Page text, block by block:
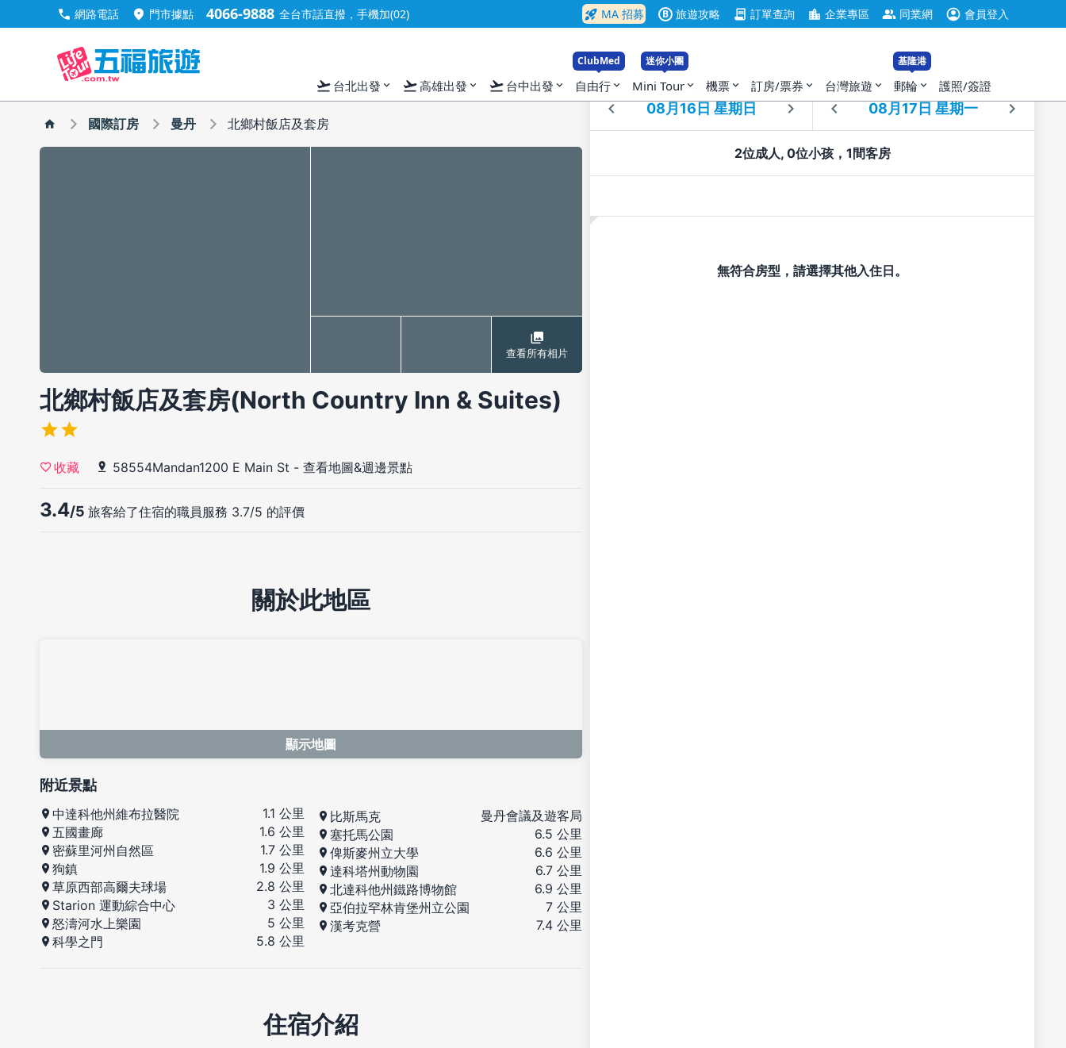
call 網路電話 location_on 門市據點 4066-9888 全台市話直撥，手機加(02) rocket_launch MA 招募 B 旅遊攻略 contract 訂單查詢 location_city 企業專區 group 同業網 account_circle 會員登入
flight_takeoff 台北出發 expand_more flight_takeoff高雄出發 expand_more flight_takeoff 台中出發 expand_more
ClubMed
自由行 expand_more
迷你小團
Mini Tour expand_more 機票 expand_more 訂房/票券 expand_more 台灣旅遊 expand_more
基隆港
郵輪 expand_more 護照/簽證
國際訂房 曼丹 北鄉村飯店及套房
查看所有相片
北鄉村飯店及套房(North Country Inn & Suites)
收藏 58554Mandan1200 E Main St - 查看地圖&週邊景點
3.4/5 旅客給了住宿的職員服務 3.7/5 的評價
入住 退房
2位成人, 0位小孩，1間客房
無符合房型，請選擇其他入住日。
關於此地區
顯示地圖
附近景點
中達科他州維布拉醫院
1.1 公里
五國畫廊
1.6 公里
密蘇里河州自然區
1.7 公里
狗鎮
1.9 公里
草原西部高爾夫球場
2.8 公里
Starion 運動綜合中心
3 公里
怒濤河水上樂園
5 公里
科學之門
5.8 公里
比斯馬克
曼丹會議及遊客局
塞托馬公園
6.5 公里
俾斯麥州立大學
6.6 公里
達科塔州動物園
6.7 公里
北達科他州鐵路博物館
6.9 公里
亞伯拉罕林肯堡州立公園
7 公里
漢考克營
7.4 公里
住宿介紹